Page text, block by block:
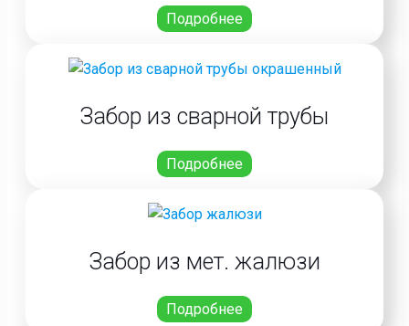
Подробнее
Забор из сварной трубы
Подробнее
Забор из мет. жалюзи
Подробнее